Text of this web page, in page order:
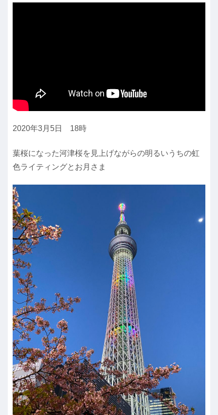
2020年3月5日 18時
葉桜になった河津桜を見上げながらの明るいうちの虹
色ライティングとお月さま